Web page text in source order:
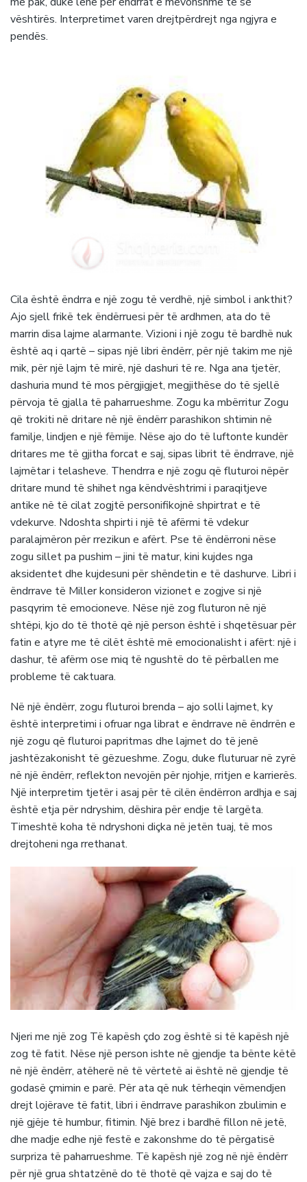
vështirës. Interpretimet varen drejtpërdrejt nga ngjyra e
pendës.
Cila është ëndrra e një zogu të verdhë, një simbol i ankthit?
Ajo sjell frikë tek ëndërruesi për të ardhmen, ata do të
marrin disa lajme alarmante. Vizioni i një zogu të bardhë nuk
është aq i qartë – sipas një libri ëndërr, për një takim me një
mik, për një lajm të mirë, një dashuri të re. Nga ana tjetër,
dashuria mund të mos përgjigjet, megjithëse do të sjellë
përvoja të gjalla të paharrueshme. Zogu ka mbërritur Zogu
që trokiti në dritare në një ëndërr parashikon shtimin në
familje, lindjen e një fëmije. Nëse ajo do të luftonte kundër
dritares me të gjitha forcat e saj, sipas librit të ëndrrave, një
lajmëtar i telasheve. Thendrra e një zogu që fluturoi nëpër
dritare mund të shihet nga këndvështrimi i paraqitjeve
antike në të cilat zogjtë personifikojnë shpirtrat e të
vdekurve. Ndoshta shpirti i një të afërmi të vdekur
paralajmëron për rrezikun e afërt. Pse të ëndërroni nëse
zogu sillet pa pushim – jini të matur, kini kujdes nga
aksidentet dhe kujdesuni për shëndetin e të dashurve. Libri i
ëndrrave të Miller konsideron vizionet e zogjve si një
pasqyrim të emocioneve. Nëse një zog fluturon në një
shtëpi, kjo do të thotë që një person është i shqetësuar për
fatin e atyre me të cilët është më emocionalisht i afërt: një i
dashur, të afërm ose miq të ngushtë do të përballen me
probleme të caktuara.
Në një ëndërr, zogu fluturoi brenda – ajo solli lajmet, ky
është interpretimi i ofruar nga librat e ëndrrave në ëndrrën e
një zogu që fluturoi papritmas dhe lajmet do të jenë
jashtëzakonisht të gëzueshme. Zogu, duke fluturuar në zyrë
në një ëndërr, reflekton nevojën për njohje, rritjen e karrierës.
Një interpretim tjetër i asaj për të cilën ëndërron ardhja e saj
është etja për ndryshim, dëshira për endje të largëta.
Timeshtë koha të ndryshoni diçka në jetën tuaj, të mos
drejtoheni nga rrethanat.
Njeri me një zog Të kapësh çdo zog është si të kapësh një
zog të fatit. Nëse një person ishte në gjendje ta bënte këtë
në një ëndërr, atëherë në të vërtetë ai është në gjendje të
godasë çmimin e parë. Për ata që nuk tërheqin vëmendjen
drejt lojërave të fatit, libri i ëndrrave parashikon zbulimin e
një gjëje të humbur, fitimin. Një brez i bardhë fillon në jetë,
dhe madje edhe një festë e zakonshme do të përgatisë
surpriza të paharrueshme. Të kapësh një zog në një ëndërr
për një grua shtatzënë do të thotë që vajza e saj do të